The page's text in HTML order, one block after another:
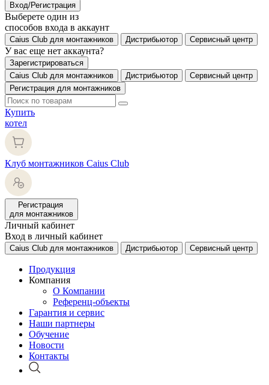
Вход/Регистрация
Выберете один из
способов входа в аккаунт
Caius Club для монтажников Дистрибьютор Сервисный центр
У вас еще нет аккаунта?
Зарегистрироваться
Caius Club для монтажников
Дистрибьютор
Сервисный центр
Регистрация для монтажников
Купить
котел
Клуб монтажников Caius Club
Регистрация
для монтажников
Личный кабинет
Вход в личный кабинет
Caius Club для монтажников Дистрибьютор Сервисный центр
Продукция
Компания
О Компании
Референц-объекты
Гарантия и сервис
Наши партнеры
Обучение
Новости
Контакты